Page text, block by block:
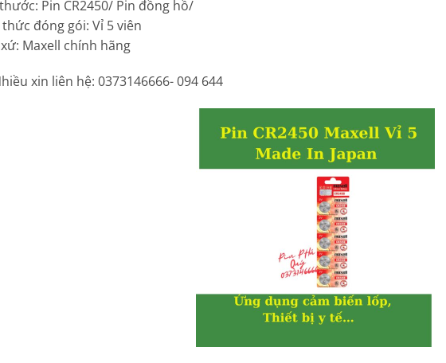
Pin CR2450/ Pin đồng hồ/
thức đóng gói: Vỉ 5 viên
xứ: Maxell chính hãng
xin liên hệ: 0373146666- 094 644